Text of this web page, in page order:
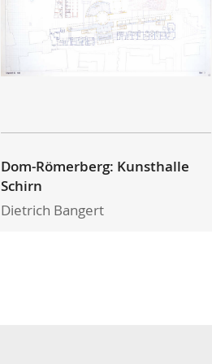
Dom-Römerberg: Kunsthalle
Schirn
Dietrich Bangert